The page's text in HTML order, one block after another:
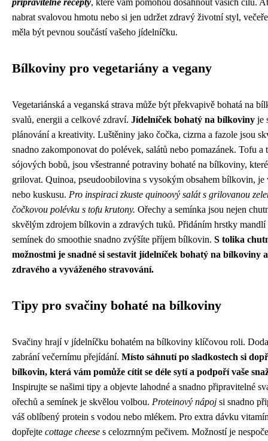
připravitelné recepty, které vám pomohou dosáhnout vašich cílů.
nabrat svalovou hmotu nebo si jen udržet zdravý životní styl,
měla být pevnou součástí vašeho jídelníčku.
Bílkoviny pro vegetariány a vegany
Vegetariánská a veganská strava může být překvapivě bohatá na
svalů, energii a celkové zdraví. Jídelníček bohatý na bílkoviny je
plánování a kreativity. Luštěniny jako čočka, cizrna a fazole jsou
snadno zakomponovat do polévek, salátů nebo pomazánek. Tofu a
sójových bobů, jsou všestranné potraviny bohaté na bílkoviny,
grilovat. Quinoa, pseudoobilovina s vysokým obsahem bílkovin,
nebo kuskusu. Pro inspiraci zkuste quinoový salát s grilovanou
čočkovou polévku s tofu krutony. Ořechy a semínka jsou nejen
skvělým zdrojem bílkovin a zdravých tuků. Přidáním hrstky mandlí
semínek do smoothie snadno zvýšíte příjem bílkovin. S tolika
možnostmi je snadné si sestavit jídelníček bohatý na bílkoviny
zdravého a vyváženého stravování.
Tipy pro svačiny bohaté na bílkoviny
Svačiny hrají v jídelníčku bohatém na bílkoviny klíčovou roli.
zabrání večernímu přejídání. Místo sáhnutí po sladkostech si
bílkovin, která vám pomůže cítit se déle sytí a podpoří vaše
Inspirujte se našimi tipy a objevte lahodné a snadno připravitelné
ořechů a semínek je skvělou volbou. Proteinový nápoj si snadno
váš oblíbený protein s vodou nebo mlékem. Pro extra dávku
dopřejte cottage cheese s celozrnným pečivem. Možností je